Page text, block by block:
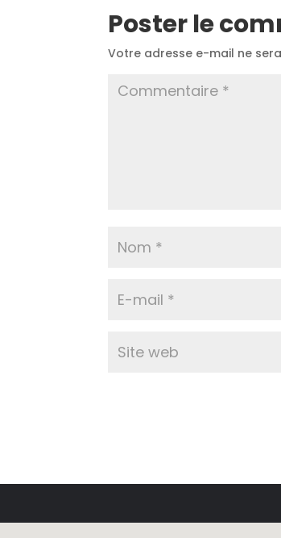
Poster le
Votre adresse e-mail ne